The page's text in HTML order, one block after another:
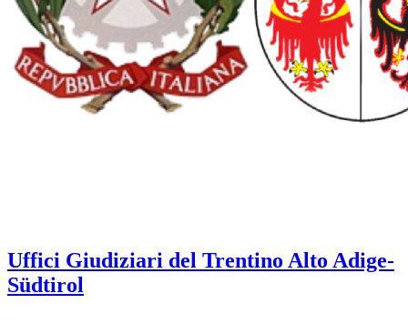
Uffici Giudiziari del Trentino Alto Adige-
Südtirol